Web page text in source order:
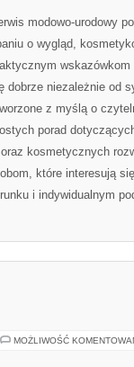
modowo-urodowy
o wygląd,
dobrze niezależnie od
z myślą o
porad
kosmetycznych
które interesują
i indywidualnym
MOŻLIWOŚĆ